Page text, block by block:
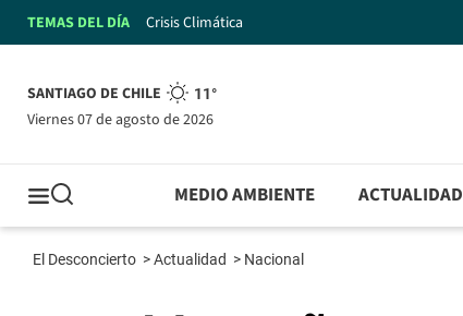
TEMAS DEL DÍA Crisis Climática
SANTIAGO DE CHILE 11°
viernes 07 de agosto de 2026
MEDIO AMBIENTE ACTUALIDAD
El Desconcierto >Actualidad > Nacional